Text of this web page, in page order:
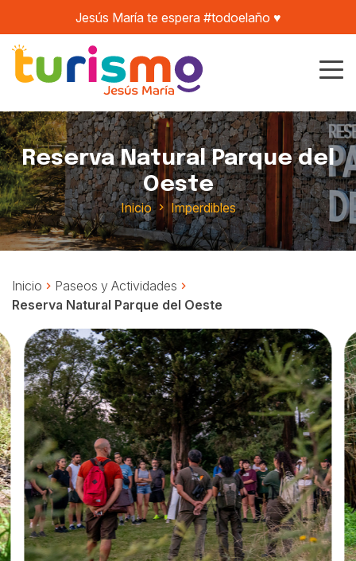
Jesús María te espera #todoelaño ♥️
Reserva Natural Parque del
Oeste
Inicio Imperdibles
Inicio
Paseos y Actividades
Reserva Natural Parque del Oeste